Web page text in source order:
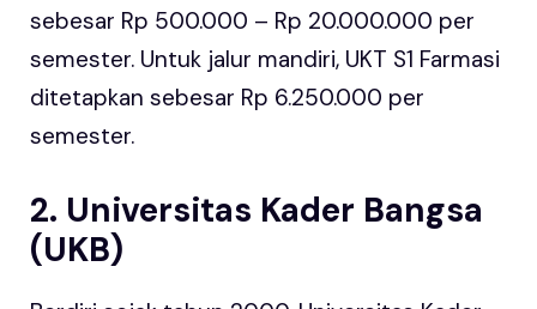
sebesar Rp 500.000 – Rp 20.000.000 per
semester. Untuk jalur mandiri, UKT S1 Farmasi
ditetapkan sebesar Rp 6.250.000 per
semester.
2. Universitas Kader Bangsa
(UKB)